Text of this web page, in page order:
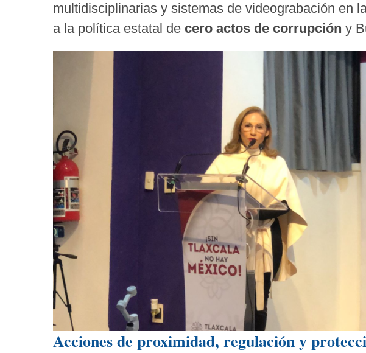
multidisciplinarias y sistemas de videograbación en
a la política estatal de cero actos de corrupción y
Acciones de proximidad, regulación y